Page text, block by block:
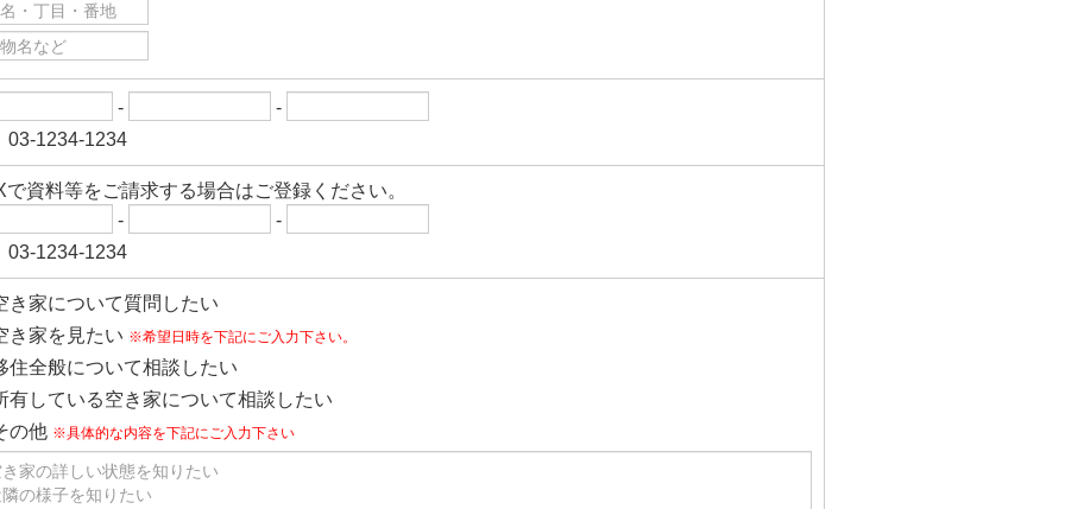
-
-
03-1234-1234
で資料等をご請求する場合はご登録ください。
-
-
03-1234-1234
き家について質問したい
き家を見たい ※希望日時を下記にご入力下さい。
住全般について相談したい
有している空き家について相談したい
の他 ※具体的な内容を下記にご入力下さい